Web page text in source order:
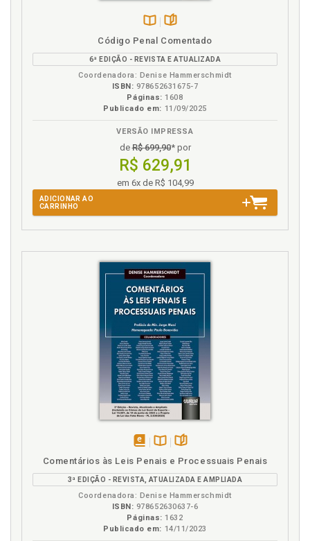
B.V.
Código Penal Comentado
6ª EDIÇÃO - REVISTA E ATUALIZADA
Coordenadora: Denise Hammerschmidt
ISBN: 978652631675-7
Páginas: 1608
Publicado em: 11/09/2025
VERSÃO IMPRESSA
deR$ 699,90* por
R$ 629,91
em 6x de R$ 104,99
ADICIONAR AO
CARRINHO
eBookB.V.
Comentários às Leis Penais e Processuais Penais
3ª EDIÇÃO - REVISTA, ATUALIZADA E AMPLIADA
Coordenadora: Denise Hammerschmidt
ISBN: 978652630637-6
Páginas: 1632
Publicado em: 14/11/2023